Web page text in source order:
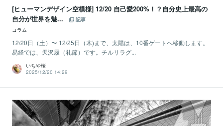
[ヒューマンデザイン空模様] 12/20 自己愛200%！？自分史上最高の
自分が世界を魅...
記事
コラム
12/20日（土）〜 12/25日（木)まで、太陽は、10番ゲートへ移動します。
易経では、天沢履（礼節）です。チルリラグ...
いちや桜
2025/12/20 14:29